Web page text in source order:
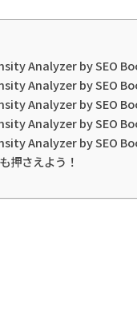
Analyzer by SEO
Analyzer by SEO
Analyzer by SEO
Analyzer by SEO
Analyzer by SEO
押さえよう！